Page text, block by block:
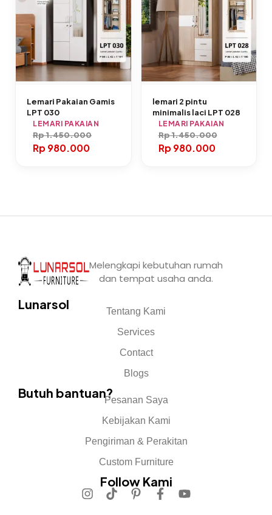
Lemari Pakaian Gamis
LPT 030
LEMARI PAKAIAN
Rp1.450.000
Rp980.000
lemari 2 pintu
minimalis laci LPT 028
LEMARI PAKAIAN
Rp1.450.000
Rp980.000
Melengkapi kebutuhan rumah
dan tempat usaha anda.
Lunarsol
Tentang Kami
Services
Contact
Blogs
Butuh bantuan?Pesanan Saya
Kebijakan Kami
Pengiriman & Perakitan
Custom Furniture
Follow Kami